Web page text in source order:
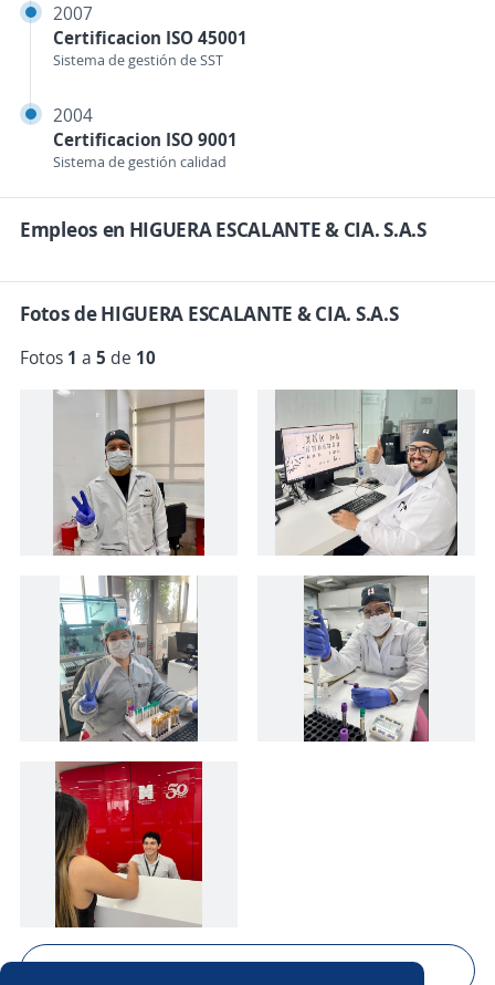
2007
Certificacion ISO 45001
Sistema de gestión de SST
2004
Certificacion ISO 9001
Sistema de gestión calidad
Empleos en HIGUERA ESCALANTE & CIA. S.A.S
Fotos de HIGUERA ESCALANTE & CIA. S.A.S
Fotos 1 a 5 de 10